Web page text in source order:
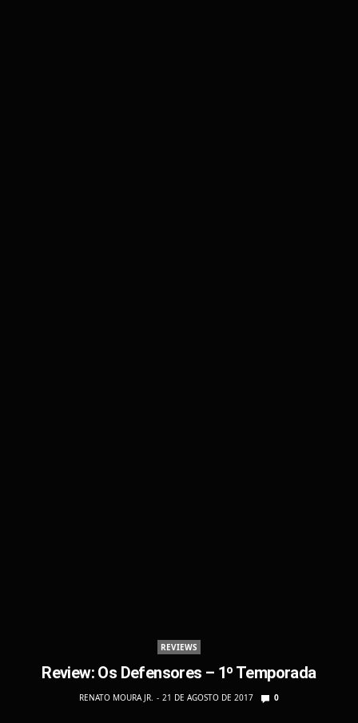
REVIEWS
Review: Os Defensores – 1º Temporada
RENATO MOURA JR. 21 DE AGOSTO DE 2017 0